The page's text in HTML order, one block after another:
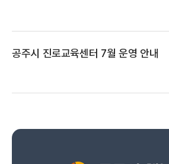
공주시 진로교육센터 7월 운영 안내